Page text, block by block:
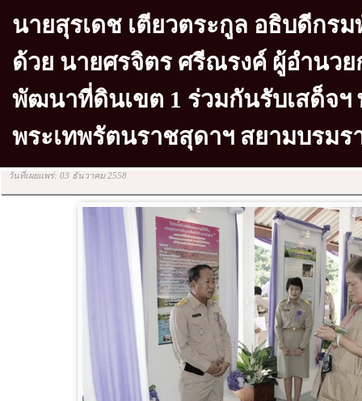
นายสุรเดช เตียวตระกูล อธิบดีกร
ด้วย นายศรจิตร ศรีณรงค์ ผู้อำนว
พัฒนาที่ดินเขต 1 ร่วมกันรับเสด็จฯ
พระเทพรัตนราชสุดาฯ สยามบรมร
วันที่เผยแพร่: 03 ธันวาคม 2558